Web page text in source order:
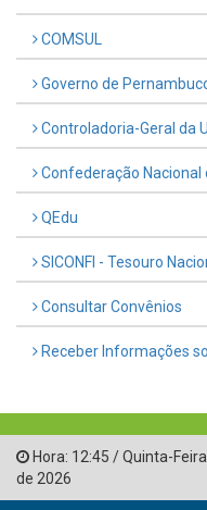
COMSUL
Governo de
Controladoria-Geral da
Confederação Nacional
QEdu
SICONFI - Tesouro
Consultar Convênios
Receber Informações
Hora: 12:45 /Quinta-Feira
de 2026